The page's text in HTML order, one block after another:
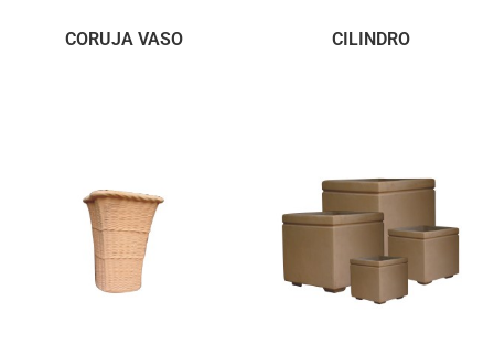
CORUJA VASO CILINDRO